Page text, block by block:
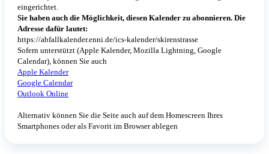
eingerichtet.
Sie haben auch die Möglichkeit, diesen Kalender zu abonnieren. Die
Adresse dafür lautet:
https://abfallkalender.enni.de/ics-kalender/skirenstrasse
Sofern unterstützt (Apple Kalender, Mozilla Lightning, Google
Calendar), können Sie auch
Apple Kalender
Google Calendar
Outlook Online
Alternativ können Sie die Seite auch auf dem Homescreen Ihres
Smartphones oder als Favorit im Browser ablegen